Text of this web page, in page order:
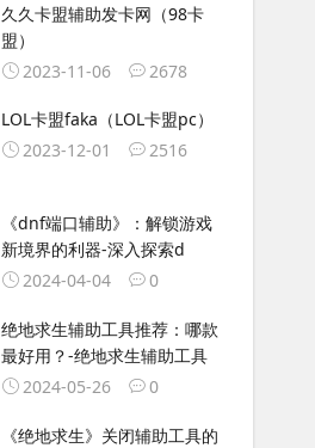
久久卡盟辅助发卡网（98卡
盟）
2023-11-06
2678
LOL卡盟faka（LOL卡盟pc）
2023-12-01
2516
《dnf端口辅助》：解锁游戏
新境界的利器-深入探索d
2024-04-04
0
绝地求生辅助工具推荐：哪款
最好用？-绝地求生辅助工具
2024-05-26
0
《绝地求生》关闭辅助工具的